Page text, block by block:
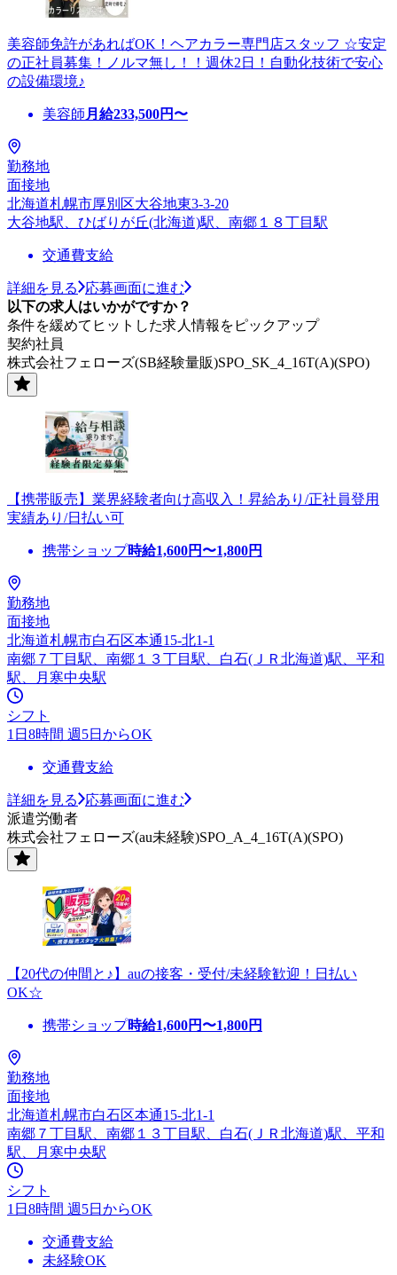
美容師免許があればOK！ヘアカラー専門店スタッフ ☆安定
の正社員募集！ノルマ無し！！週休2日！自動化技術で安心
の設備環境♪
美容師 月給233,500円〜
勤務地
面接地
北海道札幌市厚別区大谷地東3-3-20
大谷地駅、ひばりが丘(北海道)駅、南郷１８丁目駅
交通費支給
詳細を見る
応募画面に進む
以下の求人はいかがですか？
条件を緩めてヒットした求人情報をピックアップ
契約社員
株式会社フェローズ(SB経験量販)SPO_SK_4_16T(A)(SPO)
【携帯販売】業界経験者向け高収入！昇給あり/正社員登用
実績あり/日払い可
携帯ショップ時給1,600円〜1,800円
勤務地
面接地
北海道札幌市白石区本通15-北1-1
南郷７丁目駅、南郷１３丁目駅、白石(ＪＲ北海道)駅、平和
駅、月寒中央駅
シフト
1日8時間 週5日からOK
交通費支給
詳細を見る
応募画面に進む
派遣労働者
株式会社フェローズ(au未経験)SPO_A_4_16T(A)(SPO)
【20代の仲間と♪】auの接客・受付/未経験歓迎！日払い
OK☆
携帯ショップ時給1,600円〜1,800円
勤務地
面接地
北海道札幌市白石区本通15-北1-1
南郷７丁目駅、南郷１３丁目駅、白石(ＪＲ北海道)駅、平和
駅、月寒中央駅
シフト
1日8時間 週5日からOK
交通費支給
未経験OK